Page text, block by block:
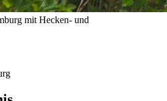
mit Hecken- und